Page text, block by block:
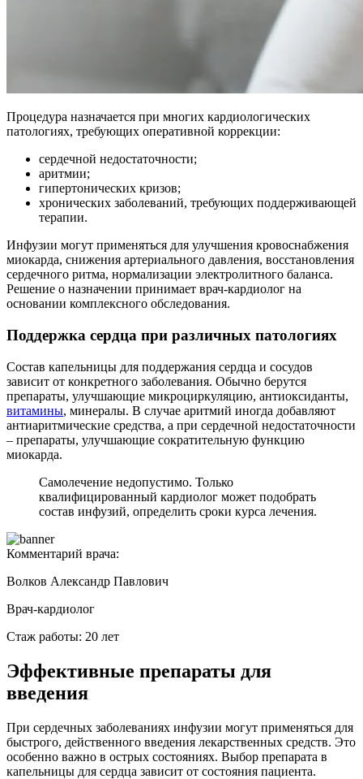
Процедура назначается при многих кардиологических
патологиях, требующих оперативной коррекции:
сердечной недостаточности;
аритмии;
гипертонических кризов;
хронических заболеваний, требующих поддерживающей
терапии.
Инфузии могут применяться для улучшения кровоснабжения
миокарда, снижения артериального давления, восстановления
сердечного ритма, нормализации электролитного баланса.
Решение о назначении принимает врач-кардиолог на
основании комплексного обследования.
Поддержка сердца при различных патологиях
Состав капельницы для поддержания сердца и сосудов
зависит от конкретного заболевания. Обычно берутся
препараты, улучшающие микроциркуляцию, антиоксиданты,
витамины, минералы. В случае аритмий иногда добавляют
антиаритмические средства, а при сердечной недостаточности
– препараты, улучшающие сократительную функцию
миокарда.
Самолечение недопустимо. Только
квалифицированный кардиолог может подобрать
состав инфузий, определить сроки курса лечения.
Комментарий врача:
Волков Александр Павлович
Врач-кардиолог
Стаж работы: 20 лет
Эффективные препараты для
введения
При сердечных заболеваниях инфузии могут применяться для
быстрого, действенного введения лекарственных средств. Это
особенно важно в острых состояниях. Выбор препарата в
капельницы для сердца зависит от состояния пациента.